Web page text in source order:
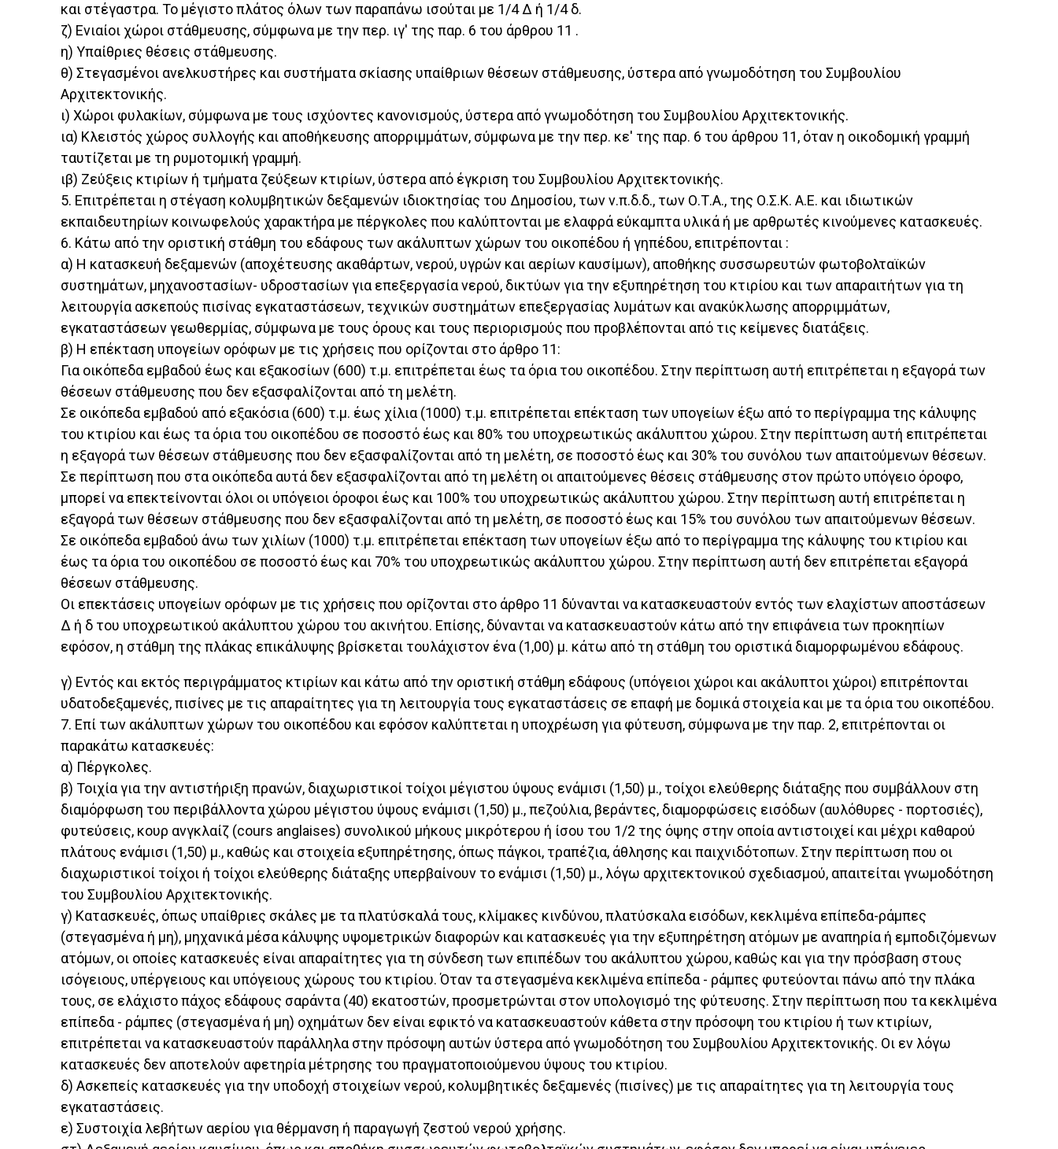
και στέγαστρα. Το μέγιστο πλάτος όλων των παραπάνω ισούται με 1/4 Δ ή 1/4 δ.
ζ) Ενιαίοι χώροι στάθμευσης, σύμφωνα με την περ. ιγ' της παρ. 6 του άρθρου 11 .
η) Υπαίθριες θέσεις στάθμευσης.
θ) Στεγασμένοι ανελκυστήρες και συστήματα σκίασης υπαίθριων θέσεων στάθμευσης, ύστερα από γνωμοδότηση του Συμβουλίου
Αρχιτεκτονικής.
ι) Χώροι φυλακίων, σύμφωνα με τους ισχύοντες κανονισμούς, ύστερα από γνωμοδότηση του Συμβουλίου Αρχιτεκτονικής.
ια) Κλειστός χώρος συλλογής και αποθήκευσης απορριμμάτων, σύμφωνα με την περ. κε' της παρ. 6 του άρθρου 11, όταν η οικοδομική γραμμή
ταυτίζεται με τη ρυμοτομική γραμμή.
ιβ) Ζεύξεις κτιρίων ή τμήματα ζεύξεων κτιρίων, ύστερα από έγκριση του Συμβουλίου Αρχιτεκτονικής.
5. Επιτρέπεται η στέγαση κολυμβητικών δεξαμενών ιδιοκτησίας του Δημοσίου, των ν.π.δ.δ., των Ο.Τ.Α., της Ο.Σ.Κ. Α.Ε. και ιδιωτικών
εκπαιδευτηρίων κοινωφελούς χαρακτήρα με πέργκολες που καλύπτονται με ελαφρά εύκαμπτα υλικά ή με αρθρωτές κινούμενες κατασκευές.
6. Κάτω από την οριστική στάθμη του εδάφους των ακάλυπτων χώρων του οικοπέδου ή γηπέδου, επιτρέπονται :
α) Η κατασκευή δεξαμενών (αποχέτευσης ακαθάρτων, νερού, υγρών και αερίων καυσίμων), αποθήκης συσσωρευτών φωτοβολταϊκών
συστημάτων, μηχανοστασίων- υδροστασίων για επεξεργασία νερού, δικτύων για την εξυπηρέτηση του κτιρίου και των απαραιτήτων για τη
λειτουργία ασκεπούς πισίνας εγκαταστάσεων, τεχνικών συστημάτων επεξεργασίας λυμάτων και ανακύκλωσης απορριμμάτων,
εγκαταστάσεων γεωθερμίας, σύμφωνα με τους όρους και τους περιορισμούς που προβλέπονται από τις κείμενες διατάξεις.
β) Η επέκταση υπογείων ορόφων με τις χρήσεις που ορίζονται στο άρθρο 11:
Για οικόπεδα εμβαδού έως και εξακοσίων (600) τ.μ. επιτρέπεται έως τα όρια του οικοπέδου. Στην περίπτωση αυτή επιτρέπεται η εξαγορά των
θέσεων στάθμευσης που δεν εξασφαλίζονται από τη μελέτη.
Σε οικόπεδα εμβαδού από εξακόσια (600) τ.μ. έως χίλια (1000) τ.μ. επιτρέπεται επέκταση των υπογείων έξω από το περίγραμμα της κάλυψης
του κτιρίου και έως τα όρια του οικοπέδου σε ποσοστό έως και 80% του υποχρεωτικώς ακάλυπτου χώρου. Στην περίπτωση αυτή επιτρέπεται
η εξαγορά των θέσεων στάθμευσης που δεν εξασφαλίζονται από τη μελέτη, σε ποσοστό έως και 30% του συνόλου των απαιτούμενων θέσεων.
Σε περίπτωση που στα οικόπεδα αυτά δεν εξασφαλίζονται από τη μελέτη οι απαιτούμενες θέσεις στάθμευσης στον πρώτο υπόγειο όροφο,
μπορεί να επεκτείνονται όλοι οι υπόγειοι όροφοι έως και 100% του υποχρεωτικώς ακάλυπτου χώρου. Στην περίπτωση αυτή επιτρέπεται η
εξαγορά των θέσεων στάθμευσης που δεν εξασφαλίζονται από τη μελέτη, σε ποσοστό έως και 15% του συνόλου των απαιτούμενων θέσεων.
Σε οικόπεδα εμβαδού άνω των χιλίων (1000) τ.μ. επιτρέπεται επέκταση των υπογείων έξω από το περίγραμμα της κάλυψης του κτιρίου και
έως τα όρια του οικοπέδου σε ποσοστό έως και 70% του υποχρεωτικώς ακάλυπτου χώρου. Στην περίπτωση αυτή δεν επιτρέπεται εξαγορά
θέσεων στάθμευσης.
Οι επεκτάσεις υπογείων ορόφων με τις χρήσεις που ορίζονται στο άρθρο 11 δύνανται να κατασκευαστούν εντός των ελαχίστων αποστάσεων
Δ ή δ του υποχρεωτικού ακάλυπτου χώρου του ακινήτου. Επίσης, δύνανται να κατασκευαστούν κάτω από την επιφάνεια των προκηπίων
εφόσον, η στάθμη της πλάκας επικάλυψης βρίσκεται τουλάχιστον ένα (1,00) μ. κάτω από τη στάθμη του οριστικά διαμορφωμένου εδάφους.
γ) Εντός και εκτός περιγράμματος κτιρίων και κάτω από την οριστική στάθμη εδάφους (υπόγειοι χώροι και ακάλυπτοι χώροι) επιτρέπονται
υδατοδεξαμενές, πισίνες με τις απαραίτητες για τη λειτουργία τους εγκαταστάσεις σε επαφή με δομικά στοιχεία και με τα όρια του οικοπέδου.
7. Επί των ακάλυπτων χώρων του οικοπέδου και εφόσον καλύπτεται η υποχρέωση για φύτευση, σύμφωνα με την παρ. 2, επιτρέπονται οι
παρακάτω κατασκευές:
α) Πέργκολες.
β) Τοιχία για την αντιστήριξη πρανών, διαχωριστικοί τοίχοι μέγιστου ύψους ενάμισι (1,50) μ., τοίχοι ελεύθερης διάταξης που συμβάλλουν στη
διαμόρφωση του περιβάλλοντα χώρου μέγιστου ύψους ενάμισι (1,50) μ., πεζούλια, βεράντες, διαμορφώσεις εισόδων (αυλόθυρες - πορτοσιές),
φυτεύσεις, κουρ ανγκλαίζ (cours anglaises) συνολικού μήκους μικρότερου ή ίσου του 1/2 της όψης στην οποία αντιστοιχεί και μέχρι καθαρού
πλάτους ενάμισι (1,50) μ., καθώς και στοιχεία εξυπηρέτησης, όπως πάγκοι, τραπέζια, άθλησης και παιχνιδότοπων. Στην περίπτωση που οι
διαχωριστικοί τοίχοι ή τοίχοι ελεύθερης διάταξης υπερβαίνουν το ενάμισι (1,50) μ., λόγω αρχιτεκτονικού σχεδιασμού, απαιτείται γνωμοδότηση
του Συμβουλίου Αρχιτεκτονικής.
γ) Κατασκευές, όπως υπαίθριες σκάλες με τα πλατύσκαλά τους, κλίμακες κινδύνου, πλατύσκαλα εισόδων, κεκλιμένα επίπεδα-ράμπες
(στεγασμένα ή μη), μηχανικά μέσα κάλυψης υψομετρικών διαφορών και κατασκευές για την εξυπηρέτηση ατόμων με αναπηρία ή εμποδιζόμενων
ατόμων, οι οποίες κατασκευές είναι απαραίτητες για τη σύνδεση των επιπέδων του ακάλυπτου χώρου, καθώς και για την πρόσβαση στους
ισόγειους, υπέργειους και υπόγειους χώρους του κτιρίου. Όταν τα στεγασμένα κεκλιμένα επίπεδα - ράμπες φυτεύονται πάνω από την πλάκα
τους, σε ελάχιστο πάχος εδάφους σαράντα (40) εκατοστών, προσμετρώνται στον υπολογισμό της φύτευσης. Στην περίπτωση που τα κεκλιμένα
επίπεδα - ράμπες (στεγασμένα ή μη) οχημάτων δεν είναι εφικτό να κατασκευαστούν κάθετα στην πρόσοψη του κτιρίου ή των κτιρίων,
επιτρέπεται να κατασκευαστούν παράλληλα στην πρόσοψη αυτών ύστερα από γνωμοδότηση του Συμβουλίου Αρχιτεκτονικής. Οι εν λόγω
κατασκευές δεν αποτελούν αφετηρία μέτρησης του πραγματοποιούμενου ύψους του κτιρίου.
δ) Ασκεπείς κατασκευές για την υποδοχή στοιχείων νερού, κολυμβητικές δεξαμενές (πισίνες) με τις απαραίτητες για τη λειτουργία τους
εγκαταστάσεις.
ε) Συστοιχία λεβήτων αερίου για θέρμανση ή παραγωγή ζεστού νερού χρήσης.